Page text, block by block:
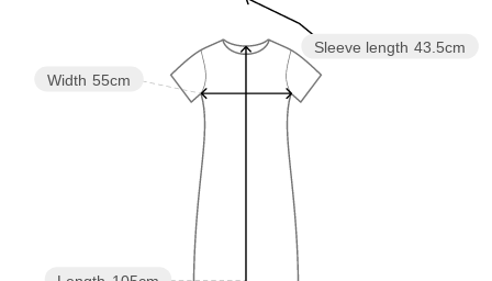
アクセサリー
Sleeve length 43.5cm
Width 55cm